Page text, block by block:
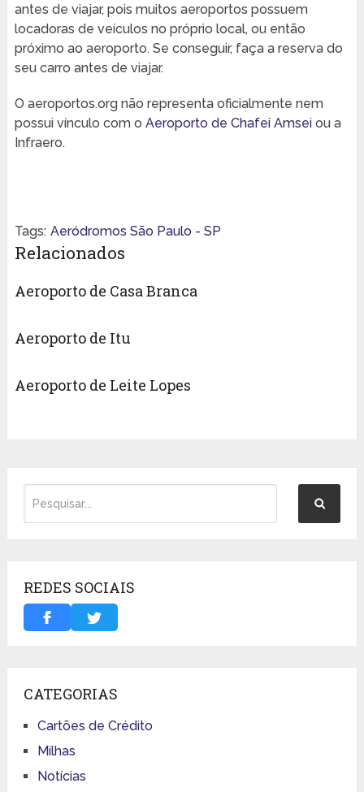
antes de viajar, pois muitos aeroportos possuem
locadoras de veículos no próprio local, ou então
próximo ao aeroporto. Se conseguir, faça a reserva do
seu carro antes de viajar.
O aeroportos.org não representa oficialmente nem
possui vínculo com o Aeroporto de Chafei Amseiou a
Infraero.
Tags: Aeródromos São Paulo - SP
Relacionados
Aeroporto de Casa Branca
Aeroporto de Itu
Aeroporto de Leite Lopes
REDES SOCIAIS
CATEGORIAS
Cartões de Crédito
Milhas
Notícias